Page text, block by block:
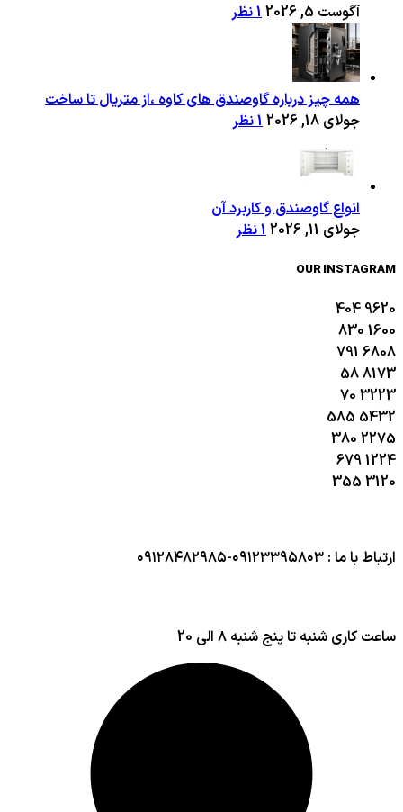
آگوست 5, 2026
1 نظر
همه چیز درباره گاوصندق های کاوه ،از متریال تا ساخت
جولای 18, 2026
1 نظر
انواع گاوصندق و کاربرد آن
جولای 11, 2026
1 نظر
OUR INSTAGRAM
9620
404
1600
830
6808
791
8173
58
3223
70
5432
585
2275
380
1224
679
3120
355
ارتباط با ما : ۰۹۱۲۳۳۹۵۸۰۳-۰۹۱۲۸۴۸۲۹۸۵
ساعت کاری شنبه تا پنج شنبه ۸ الی 20